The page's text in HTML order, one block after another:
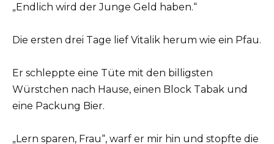
„Endlich wird der Junge Geld haben.“
Die ersten drei Tage lief Vitalik herum wie ein Pfau.
Er schleppte eine Tüte mit den billigsten
Würstchen nach Hause, einen Block Tabak und
eine Packung Bier.
„Lern sparen, Frau“, warf er mir hin und stopfte die